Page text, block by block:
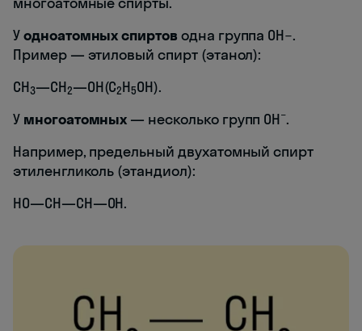
Уодноатомных спиртов одна группа ОН−.
Пример — этиловый спирт (этанол):
CH3—CH2—OH(C2H5OH).
У многоатомных — несколько групп ОН−.
Например, предельный двухатомный спирт
этиленгликоль (этандиол):
HO—CH—CH—OH.